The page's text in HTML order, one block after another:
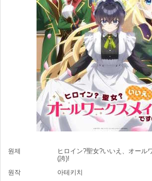
원제
ヒロイン?聖女?いいえ、オール
(誇)!
원작
아테키치